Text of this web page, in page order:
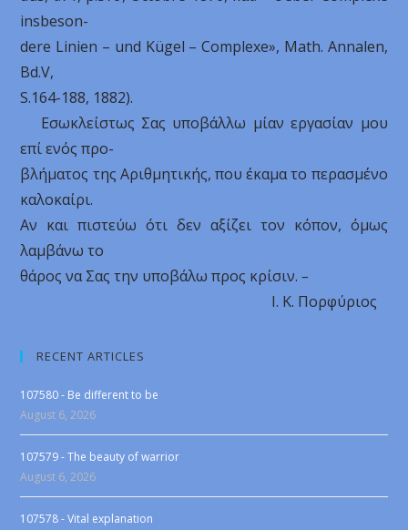
insbeson-
dere Linien – und Kügel – Complexe», Math. Annalen,
Bd.V,
S.164-188, 1882).
Εσωκλείστως Σας υποβάλλω μίαν εργασίαν μου
επί ενός προ-
βλήματος της Αριθμητικής, που έκαμα το περασμένο
καλοκαίρι.
Αν και πιστεύω ότι δεν αξίζει τον κόπον, όμως
λαμβάνω το
θάρος να Σας την υποβάλω προς κρίσιν.–
Ι. Κ. Πορφύριος
RECENT ARTICLES
107580 - Be different to be
August 6, 2026
107579 - The beauty of warrior
August 6, 2026
107578 - Vital explanation